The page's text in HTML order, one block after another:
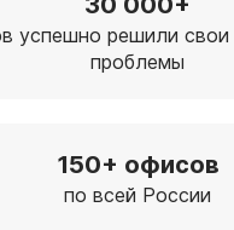
успешно решили
проблемы
150+ офисов
по всей России